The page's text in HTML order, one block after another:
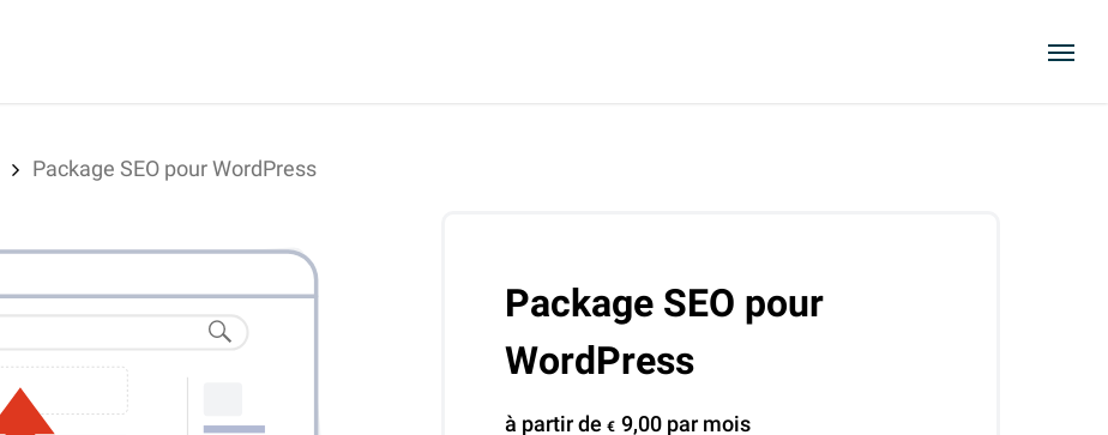
Menu
Package SEO pour WordPress
Package SEO pour
WordPress
à partir de€ 9,00 par mois